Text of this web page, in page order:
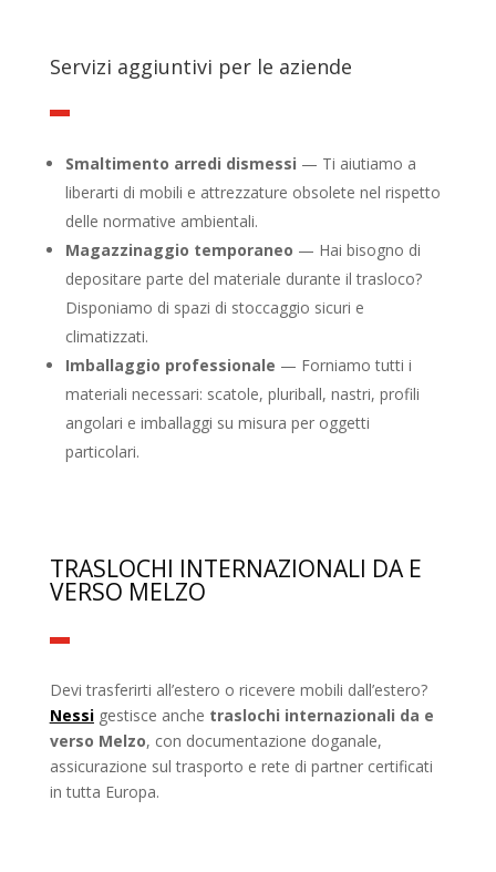
Servizi aggiuntivi per le aziende
Smaltimento arredi dismessi — Ti aiutiamo a
liberarti di mobili e attrezzature obsolete nel rispetto
delle normative ambientali.
Magazzinaggio temporaneo — Hai bisogno di
depositare parte del materiale durante il trasloco?
Disponiamo di spazi di stoccaggio sicuri e
climatizzati.
Imballaggio professionale — Forniamo tutti i
materiali necessari: scatole, pluriball, nastri, profili
angolari e imballaggi su misura per oggetti
particolari.
TRASLOCHI INTERNAZIONALI DA E
VERSO MELZO
Devi trasferirti all’estero o ricevere mobili dall’estero?
Nessigestisce anche traslochi internazionali da e
verso Melzo, con documentazione doganale,
assicurazione sul trasporto e rete di partner certificati
in tutta Europa.